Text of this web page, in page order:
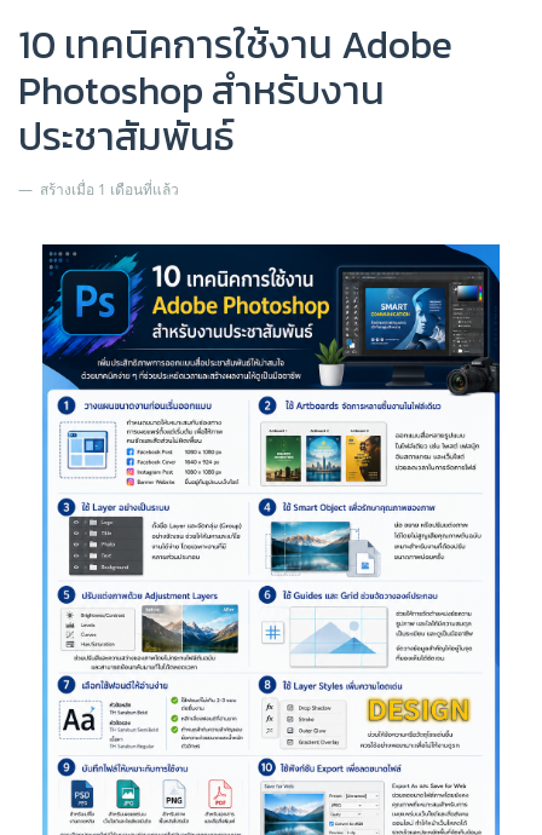
10 เทคนิคการใช้งาน Adobe
Photoshop สำหรับงาน
ประชาสัมพันธ์
สร้างเมื่อ 1 เดือนที่แล้ว